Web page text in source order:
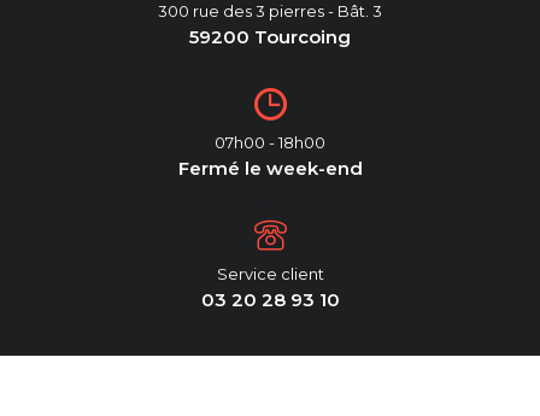
300 rue des 3 pierres - Bât. 3
59200 Tourcoing
07h00 - 18h00
Fermé le week-end
Service client
03 20 28 93 10